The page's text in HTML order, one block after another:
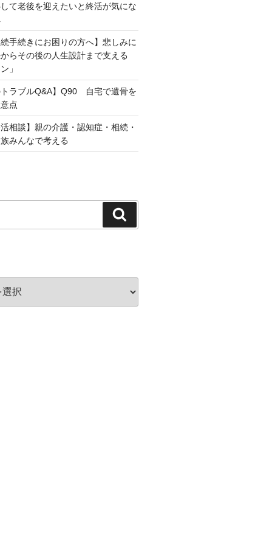
て老後を迎えたいと終活が気にな
手続きにお困りの方へ】悲しみに
らその後の人生設計まで支える
」
ラブルQ&A】Q90 自宅で遺骨を
点
相談】親の介護・認知症・相続・
みんなで考える
索